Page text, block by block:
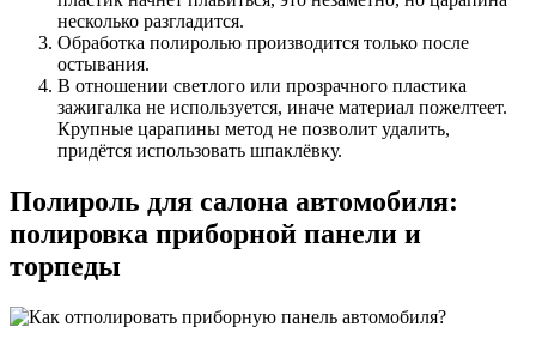
несколько разгладится.
Обработка полиролью производится только после
остывания.
В отношении светлого или прозрачного пластика
зажигалка не используется, иначе материал пожелтеет.
Крупные царапины метод не позволит удалить,
придётся использовать шпаклёвку.
Полироль для салона автомобиля:
полировка приборной панели и
торпеды